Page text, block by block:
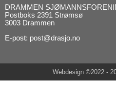
DRAMMEN
Postboks 2391 Strømsø
3003 Drammen
E-post: post@drasjo.no
Webdesign ©2022 -